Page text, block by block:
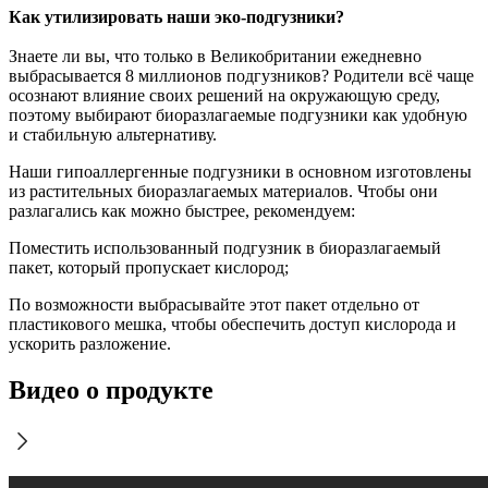
Как утилизировать наши эко-подгузники?
Знаете ли вы, что только в Великобритании ежедневно
выбрасывается 8 миллионов подгузников? Родители всё чаще
осознают влияние своих решений на окружающую среду,
поэтому выбирают биоразлагаемые подгузники как удобную
и стабильную альтернативу.
Наши гипоаллергенные подгузники в основном изготовлены
из растительных биоразлагаемых материалов. Чтобы они
разлагались как можно быстрее, рекомендуем:
Поместить использованный подгузник в биоразлагаемый
пакет, который пропускает кислород;
По возможности выбрасывайте этот пакет отдельно от
пластикового мешка, чтобы обеспечить доступ кислорода и
ускорить разложение.
Видео о продукте